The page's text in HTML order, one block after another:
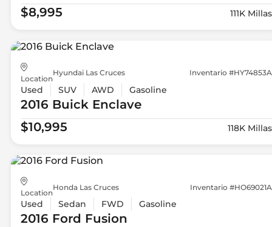
$8,995 111K Millas
Location
Hyundai Las Cruces Inventario #HY74853A
Used SUV AWD Gasoline
2016 Buick Enclave
$10,995
118K Millas
Location
Honda Las Cruces Inventario #HO69021A
Used Sedan FWD Gasoline
2016 Ford Fusion